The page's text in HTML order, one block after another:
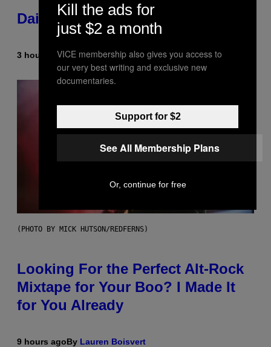
Daily Horoscope: August 6, 2026
3 hours agoByAshley Fike
(PHOTO BY MICK HUTSON/REDFERNS)
Looking For the Perfect Alt-Rock
Mixtape for Your Boo? I Made It
for You Already
9 hours agoBy Lauren Boisvert
Kill the ads for
just $2 a month
VICE membership also gives you access to
our very best writing and exclusive new
documentaries.
Support for $2
See All Membership Plans
Or, continue for free